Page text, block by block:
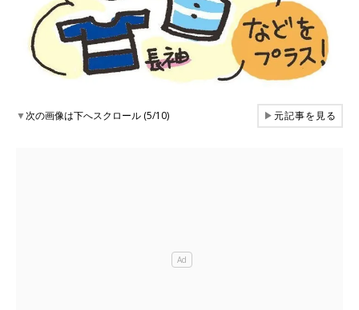
▼次の画像は下へスクロール (5/10) ▶元記事を見る